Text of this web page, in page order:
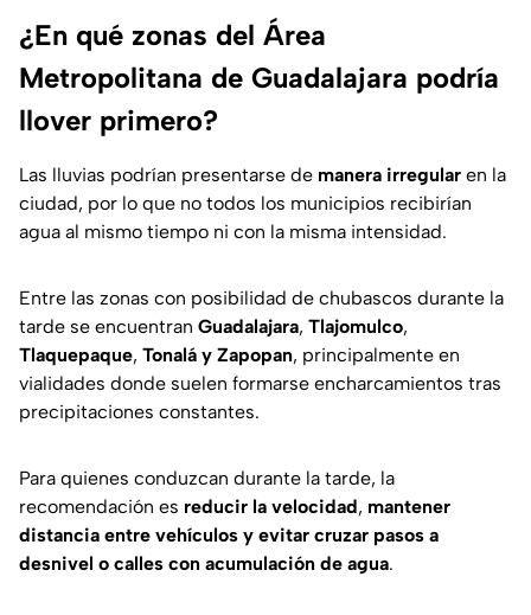
¿En qué zonas del Área
Metropolitana de Guadalajara podría
llover primero?
Las lluvias podrían presentarse de manera irregular en la
ciudad, por lo que no todos los municipios recibirían
agua al mismo tiempo ni con la misma intensidad.
Entre las zonas con posibilidad de chubascos durante la
tarde se encuentran Guadalajara, Tlajomulco,
Tlaquepaque, Tonalá y Zapopan, principalmente en
vialidades donde suelen formarse encharcamientos tras
precipitaciones constantes.
Para quienes conduzcan durante la tarde, la
recomendación es reducir la velocidad, mantener
distancia entre vehículos y evitar cruzar pasos a
desnivel o calles con acumulación de agua.